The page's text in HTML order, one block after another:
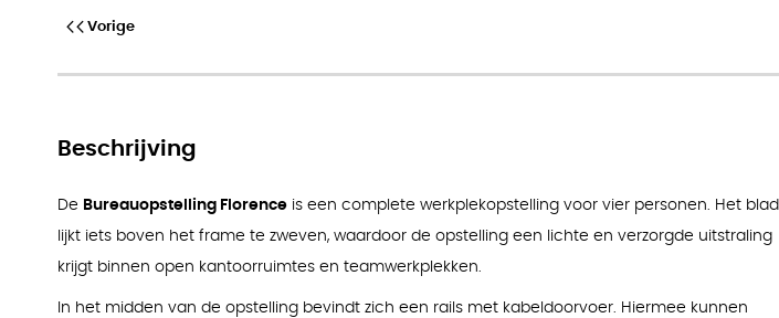
Vorige
Beschrijving
De Bureauopstelling Florence is een complete werkplekopstelling voor vier personen. Het blad
lijkt iets boven het frame te zweven, waardoor de opstelling een lichte en verzorgde uitstraling
krijgt binnen open kantoorruimtes en teamwerkplekken.
In het midden van de opstelling bevindt zich een rails met kabeldoorvoer. Hiermee kunnen